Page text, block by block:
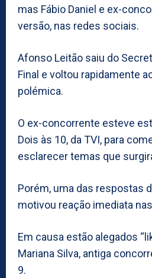
mas Fábio Daniel e ex-
versão, nas redes sociais.
Afonso Leitão saiu do
Final e voltou rapidamente
polémica.
O ex-concorrente esteve
Dois às 10, da TVI, para
esclarecer temas que
Porém, uma das respostas
motivou reação imediata
Em causa estão alegados
Mariana Silva, antiga
9.